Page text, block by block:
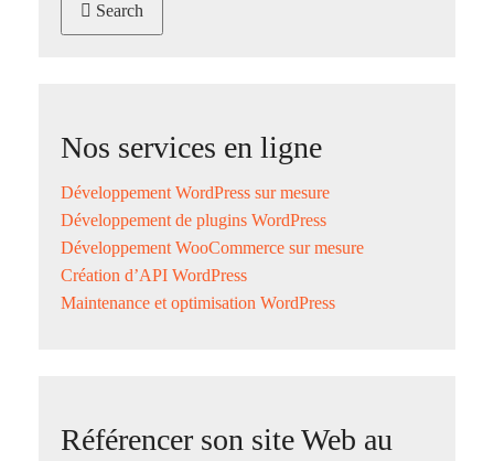
Search
Nos services en ligne
Développement WordPress sur mesure
Développement de plugins WordPress
Développement WooCommerce sur mesure
Création d’API WordPress
Maintenance et optimisation WordPress
Référencer son site Web au